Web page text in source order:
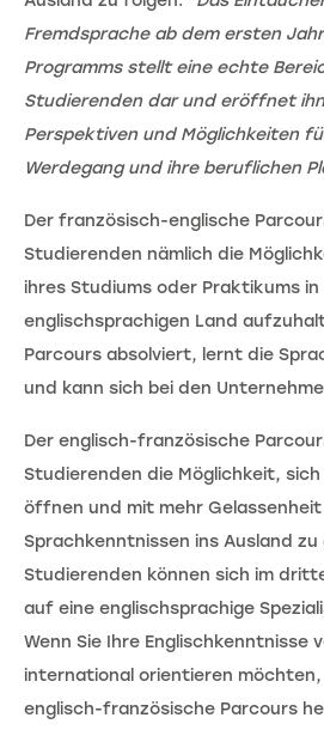
Fremdsprache ab dem ersten
Programms stellt eine echte
Studierenden dar und eröffnet
Perspektiven und Möglichkeiten
Werdegang und ihre beruflichen
Der französisch-englische
Studierenden nämlich die
ihres Studiums oder Praktikums in
englischsprachigen Land
Parcours absolviert, lernt die
und kann sich bei den
Der englisch-französische
Studierenden die Möglichkeit,
öffnen und mit mehr
Sprachkenntnissen ins Ausland zu
Studierenden können sich im
auf eine englischsprachige
Wenn Sie Ihre Englischkenntnisse
international orientieren
englisch-französische Parcours